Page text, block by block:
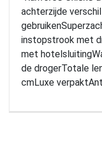
achterzijde
instopstrook met
met
de drogerTotale
cmLuxe